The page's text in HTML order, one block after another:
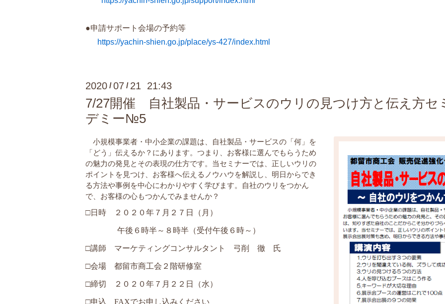
●申請サポート会場の予約等
https://yachin-shien.go.jp/place/ys-427/index.html
2020 /07 / 21 21:43
7/27開催 自社製品・サービスのウリの見つけ方と伝え方
デミー№5
小規模事業者・中小企業の課題は、自社製品・サービスの「何」を
「どう」伝えるか？にあります。つまり、お客様に選んでもらうため
の魅力の発見とその表現の仕方です。当セミナーでは、正しいウリの
ポイントを見つけ、お客様へ伝えるノウハウを解説し、 明日からでき
る方法や事例を中心にわかりやすく学びます。自社のウリをつかん
で、お客様の心もつかんでみませんか？
□日時 ２０２０年 ７月２７日（月）
午後６時半～８時半（受付午後６時～）
□講師 マーケティングコンサルタント 弓削 徹 氏
□会場 都留市商工会２階研修室
□締切 ２０２０年７月２２日（水）
□申込 FAXでお申し込みください